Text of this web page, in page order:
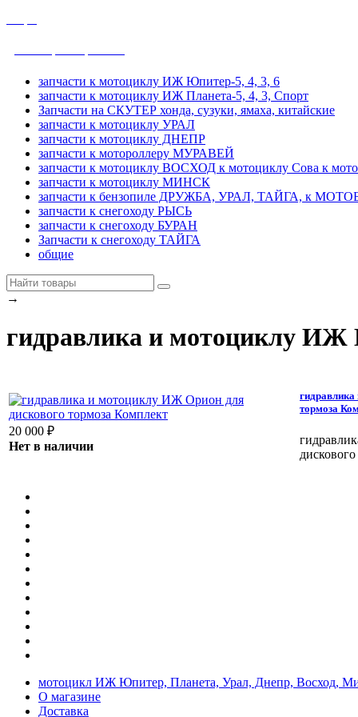
запчасти к мотоциклу ИЖ Юпитер-5, 4, 3, 6
запчасти к мотоциклу ИЖ Планета-5, 4, 3, Спорт
Запчасти на СКУТЕР хонда, сузуки, ямаха, китайские
запчасти к мотоциклу УРАЛ
запчасти к мотоциклу ДНЕПР
запчасти к мотороллеру МУРАВЕЙ
запчасти к мотоциклу ВОСХОД к мотоциклу Сова к
запчасти к мотоциклу МИНСК
запчасти к бензопиле ДРУЖБА, УРАЛ, ТАЙГА, к
запчасти к снегоходу РЫСЬ
запчасти к снегоходу БУРАН
Запчасти к снегоходу ТАЙГА
общие
→
гидравлика и мотоциклу
20 000 ₽
Нет в наличии
тормоза
мотоцикл ИЖ Юпитер, Планета, Урал, Днепр, Восход,
О магазине
Доставка